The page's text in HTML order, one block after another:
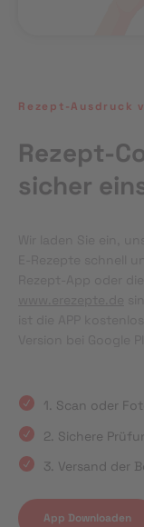
Rezept-Ausdruck
Rezept-
sicher
1. Scan oder
2. Sichere
3. Versand der
App Downloaden